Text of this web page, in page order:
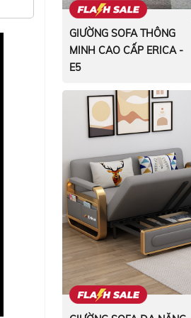
GIƯỜNG SOFA THÔNG
MINH CAO CẤP ERICA -
E5